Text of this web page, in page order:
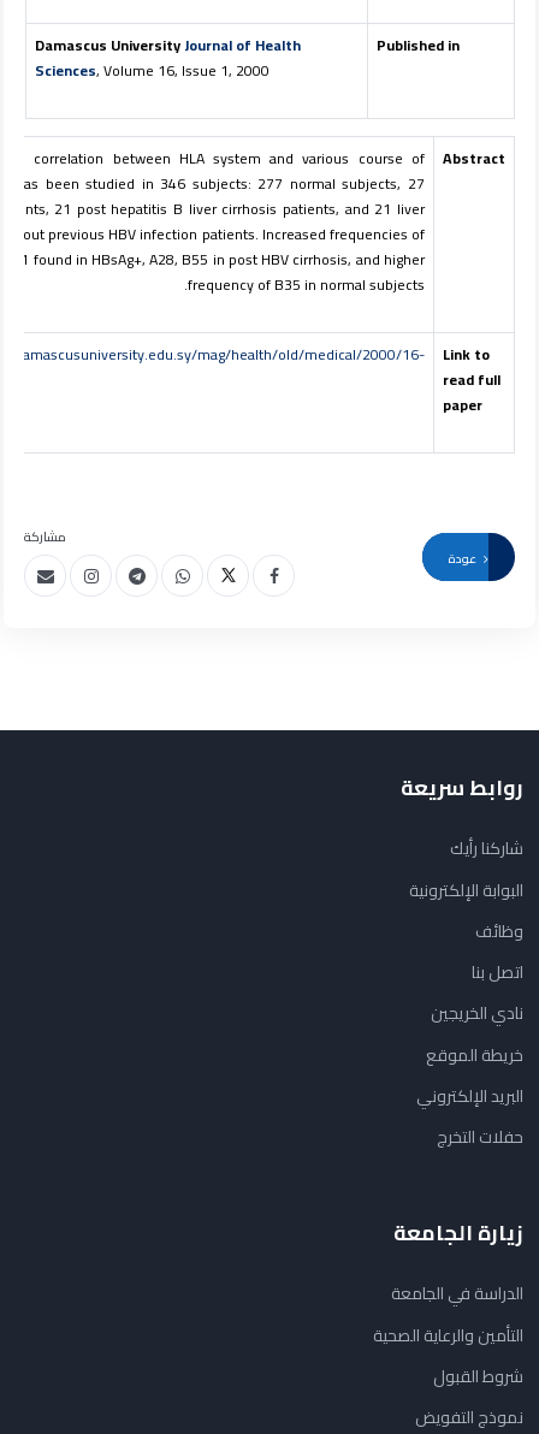
Published in
Damascus UniversityJournal of Health
Sciences, Volume 16, Issue 1, 2000
Abstract
correlation between HLA system and various course of
has been studied in 346 subjects: 277 normal subjects, 27
21 post hepatitis B liver cirrhosis patients, and 21 liver
previous HBV infection patients. Increased frequencies of
found in HBsAg+, A28, B55 in post HBV cirrhosis, and higher
frequency of B35 in normal subjects.
Link to
read full
paper
mag/health/old/medical/2000/16-
مشاركة
روابط سريعة
شاركنا رأيك
البوابة الإلكترونية
وظائف
اتصل بنا
نادي الخريجين
خريطة الموقع
البريد الإلكتروني
حفلات التخرج
زيارة الجامعة
الدراسة في الجامعة
التأمين والرعاية الصحية
شروط القبول
نموذج التفويض